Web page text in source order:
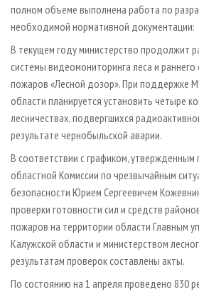
полном объеме выполнена работа по
необходимой нормативной документации:
В текущем году министерство продолжит
системы видеомониторинга леса и
пожаров «Лесной дозор». При поддержке
области планируется установить четыре
лесничествах, подвергшихся
результате чернобыльской аварии.
В соответствии с графиком,
областной Комиссии по чрезвычайным
безопасности Юрием Сергеевичем
проверки готовности сил и средств
пожаров на территории области Главным
Калужской области и министерством
результатам проверок составлены акты.
По состоянию на 1 апреля проведено 830